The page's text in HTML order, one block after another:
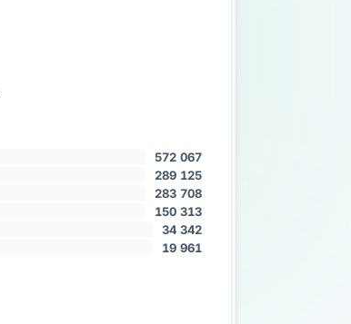
572 067
289 125
283 708
150 313
34 342
19 961